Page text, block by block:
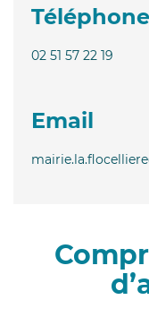
Téléphone
02 51 57 22 19
Email